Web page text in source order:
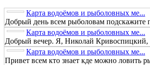
Карта водоёмов и рыболовных ме...
Добрый день всем рыболовам подскажите
Карта водоёмов и рыболовных ме...
Добрый вечер. Я, Николай Кривоспицкий,
Карта водоёмов и рыболовных ме...
Привет всем кто знает кде можно ловить